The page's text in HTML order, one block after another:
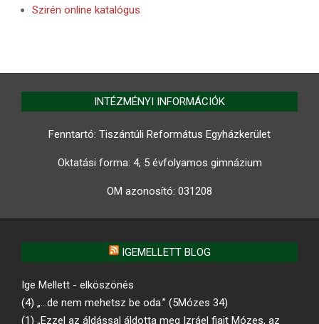
Szirén online katalógus
INTÉZMÉNYI INFORMÁCIÓK
Fenntartó: Tiszántúli Református Egyházkerület
Oktatási forma: 4, 5 évfolyamos gimnázium
OM azonosító: 031208
IGEMELLETT BLOG
Ige Mellett - elköszönés
(4) „…de nem mehetsz be oda.” (5Mózes 34)
(1) „Ezzel az áldással áldotta meg Izráel fiait Mózes, az